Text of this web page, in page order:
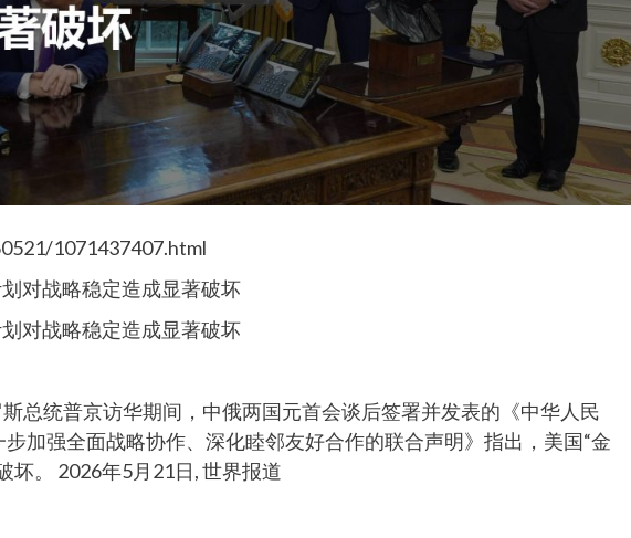
1071437407.html
对战略稳定造成显著破坏
对战略稳定造成显著破坏
总统普京访华期间，中俄两国元首会谈后签署并发表的《中华人民
加强全面战略协作、深化睦邻友好合作的联合声明》指出，美国“金
坏。 2026年5月21日, 世界报道